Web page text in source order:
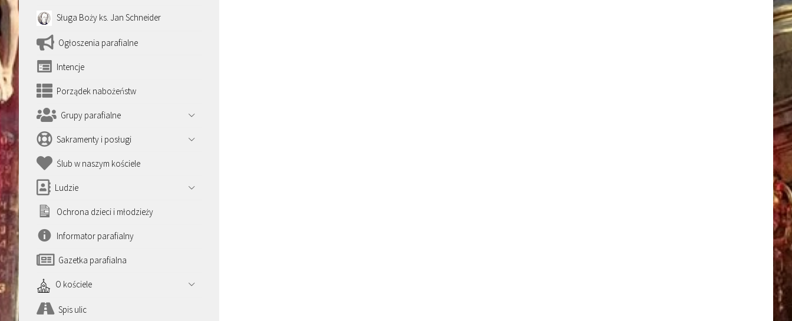
Sługa Boży ks. Jan Schneider
Ogłoszenia parafialne
Intencje
Porządek nabożeństw
Grupy parafialne
Sakramenty i posługi
Ślub w naszym kościele
Ludzie
Ochrona dzieci i młodzieży
Informator parafialny
Gazetka parafialna
O kościele
Spis ulic